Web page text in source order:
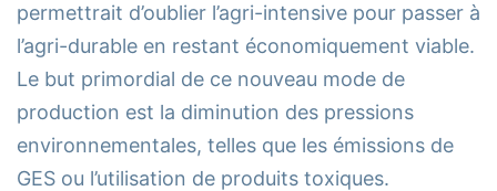
permettrait d’oublier l’agri-intensive pour passer à
l’agri-durable en restant économiquement viable.
Le but primordial de ce nouveau mode de
production est la diminution des pressions
environnementales, telles que les émissions de
GES ou l’utilisation de produits toxiques.